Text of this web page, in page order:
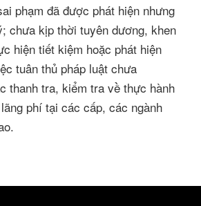
phạm đã được phát hiện nhưng
chưa kịp thời tuyên dương, khen
hiện tiết kiệm hoặc phát hiện
tuân thủ pháp luật chưa
thanh tra, kiểm tra về thực hành
phí tại các cấp, các ngành